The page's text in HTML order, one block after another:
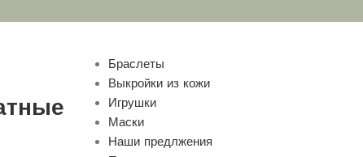
Браслеты
Выкройки из кожи
Игрушки
Маски
Наши предлжения